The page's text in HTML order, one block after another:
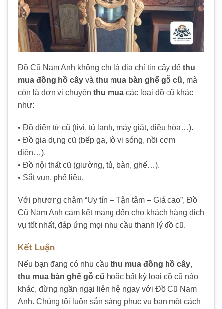
Đồ Cũ Nam Anh không chỉ là địa chỉ tin cậy để thu
mua đồng hồ cây và thu mua bàn ghế gỗ cũ, mà
còn là đơn vị chuyên thu mua các loại đồ cũ khác
như:
• Đồ điện tử cũ (tivi, tủ lạnh, máy giặt, điều hòa…).
• Đồ gia dụng cũ (bếp ga, lò vi sóng, nồi cơm
điện…).
• Đồ nội thất cũ (giường, tủ, bàn, ghế…).
• Sắt vụn, phế liệu.
Với phương châm “Uy tín – Tận tâm – Giá cao”, Đồ
Cũ Nam Anh cam kết mang đến cho khách hàng dịch
vụ tốt nhất, đáp ứng mọi nhu cầu thanh lý đồ cũ.
Kết Luận
Nếu bạn đang có nhu cầu thu mua đồng hồ cây,
thu mua bàn ghế gỗ cũ hoặc bất kỳ loại đồ cũ nào
khác, đừng ngần ngại liên hệ ngay với Đồ Cũ Nam
Anh. Chúng tôi luôn sẵn sàng phục vụ bạn một cách